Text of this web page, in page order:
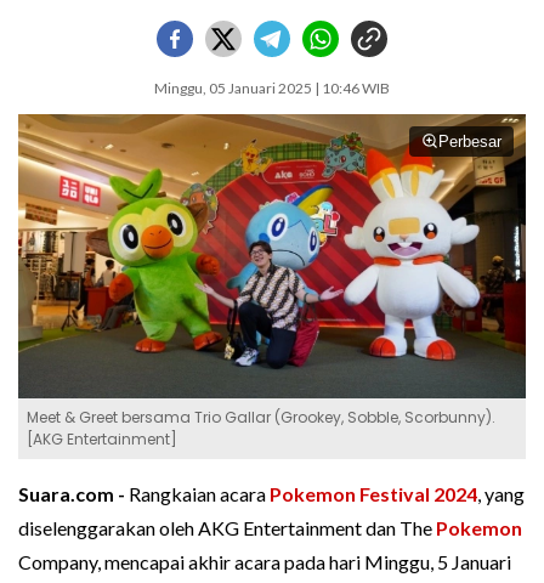
Minggu, 05 Januari 2025 | 10:46 WIB
Perbesar
Meet & Greet bersama Trio Gallar (Grookey, Sobble, Scorbunny).
[AKG Entertainment]
Suara.com - Rangkaian acara Pokemon Festival 2024, yang
diselenggarakan oleh AKG Entertainment dan The Pokemon
Company, mencapai akhir acara pada hari Minggu, 5 Januari